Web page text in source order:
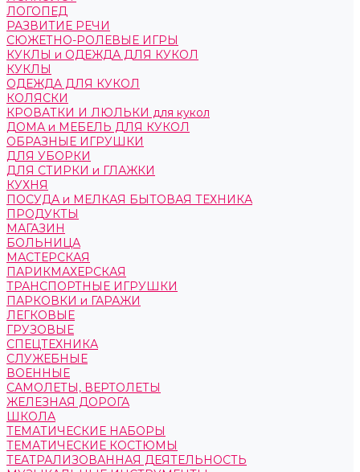
ЛОГОПЕД
РАЗВИТИЕ РЕЧИ
СЮЖЕТНО-РОЛЕВЫЕ ИГРЫ
КУКЛЫ и ОДЕЖДА ДЛЯ КУКОЛ
КУКЛЫ
ОДЕЖДА ДЛЯ КУКОЛ
КОЛЯСКИ
КРОВАТКИ И ЛЮЛЬКИ для кукол
ДОМА и МЕБЕЛЬ ДЛЯ КУКОЛ
ОБРАЗНЫЕ ИГРУШКИ
ДЛЯ УБОРКИ
ДЛЯ СТИРКИ и ГЛАЖКИ
КУХНЯ
ПОСУДА и МЕЛКАЯ БЫТОВАЯ ТЕХНИКА
ПРОДУКТЫ
МАГАЗИН
БОЛЬНИЦА
МАСТЕРСКАЯ
ПАРИКМАХЕРСКАЯ
ТРАНСПОРТНЫЕ ИГРУШКИ
ПАРКОВКИ и ГАРАЖИ
ЛЕГКОВЫЕ
ГРУЗОВЫЕ
СПЕЦТЕХНИКА
СЛУЖЕБНЫЕ
ВОЕННЫЕ
САМОЛЕТЫ, ВЕРТОЛЕТЫ
ЖЕЛЕЗНАЯ ДОРОГА
ШКОЛА
ТЕМАТИЧЕСКИЕ НАБОРЫ
ТЕМАТИЧЕСКИЕ КОСТЮМЫ
ТЕАТРАЛИЗОВАННАЯ ДЕЯТЕЛЬНОСТЬ